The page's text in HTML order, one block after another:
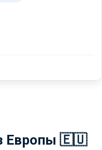
Европы 🇪🇺